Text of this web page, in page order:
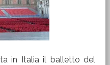
in Italia il balletto del